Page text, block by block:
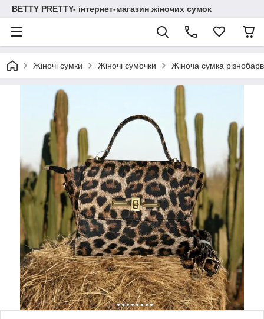
BETTY PRETTY- інтернет-магазин жіночих сумок
Жіночі сумки Жіночі сумочки Жіноча сумка